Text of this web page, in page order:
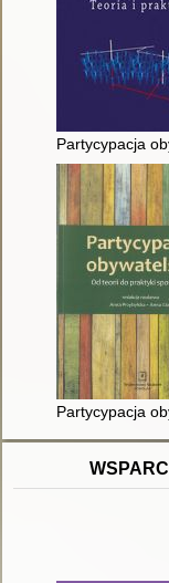
Partycypacja
Partycypacja